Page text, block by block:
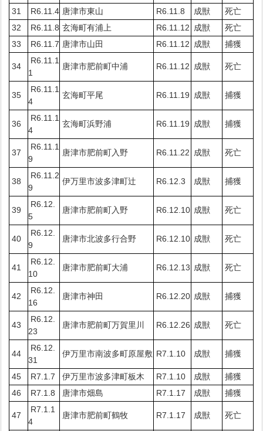
31 R6.11.4 唐津市東山 R6.11.8 成獣
死亡
32
R6.11.8 玄海町有浦上 R6.11.12 成獣
死亡
33
R6.11.7 唐津市山田 R6.11.12 成獣 捕獲
34
R6.11.1
1
唐津市肥前町中浦 R6.11.12 成獣 死亡
35
R6.11.1
4
玄海町平尾 R6.11.19 成獣 捕獲
36
R6.11.1
4
玄海町浜野浦 R6.11.19 成獣 捕獲
37
R6.11.1
9
唐津市肥前町入野 R6.11.22 成獣 死亡
38
R6.11.2
9
伊万里市波多津町辻 R6.12.3 成獣 捕獲
39
R6.12.
5
唐津市肥前町入野 R6.12.10 成獣 死亡
40
R6.12.
9
唐津市北波多行合野 R6.12.10 成獣 死亡
41
R6.12.
10
唐津市肥前町大浦 R6.12.13 成獣 死亡
42
R6.12.
16
唐津市神田 R6.12.20 成獣 捕獲
43
R6.12.
23
唐津市肥前町万賀里川 R6.12.26 成獣 死亡
44
R6.12.
31
伊万里市南波多町原屋敷 R7.1.10 成獣 捕獲
45 R7.1.7 伊万里市波多津町板木 R7.1.10 成獣
捕獲
46
R7.1.8 唐津市畑島 R7.1.17 成獣 捕獲
47
R7.1.1
4
唐津市肥前町鶴牧 R7.1.17 成獣 死亡